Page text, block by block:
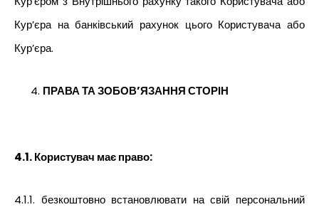
Кур’єра на банківський рахунок цього Користувача або
Кур’єра.
ПРАВА ТА ЗОБОВ’ЯЗАННЯ СТОРІН
4.1. Користувач має право:
4.1.1. безкоштовно встановлювати на свій персональний